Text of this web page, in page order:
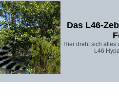
Das L46-
Hier dreht sich alles
L46